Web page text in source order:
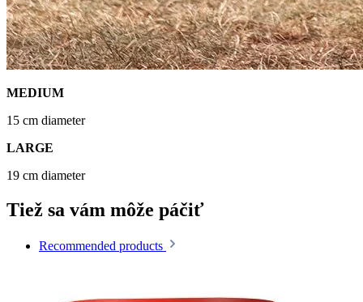
MEDIUM
15 cm diameter
LARGE
19 cm diameter
Tiež sa vám môže páčiť
Recommended products